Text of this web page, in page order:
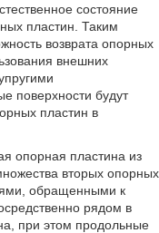
состояние
пластин. Таким
возврата опорных
внешних
поверхности будут
пластин в
опорная пластина из
вторых опорных
обращенными к
рядом в
при этом продольные